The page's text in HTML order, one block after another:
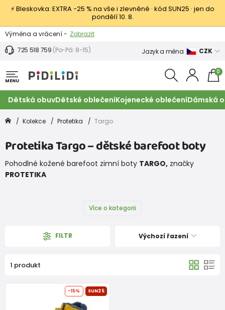
⚡ Bleskovka: EXTRA −25 % na vše i zlevněné · kód SUN25 · jen do
pondělí 10. 8.
Výměna a vrácení - Zobrazit
Sleva 100 Kč na první nákup -
725 518 759 (Po-Pá: 8-15) Jazyk a měna CZK
MENU
0
Dětská obuvDětské oblečeníKojenecké oblečeníDámská
Kolekce Protetika Targo
Protetika Targo – dětské barefoot boty
Pohodlné kožené barefoot zimní boty TARGO, značky
PROTETIKA
Více o kategorii
FILTR Výchozí řazení
1 produkt
-15% SUN25